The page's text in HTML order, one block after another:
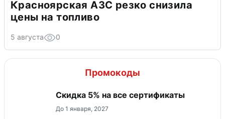
Красноярская АЗС резко снизила
цены на топливо
5 августа 0
Промокоды
Скидка 5% на все сертификаты
До 1 января, 2027